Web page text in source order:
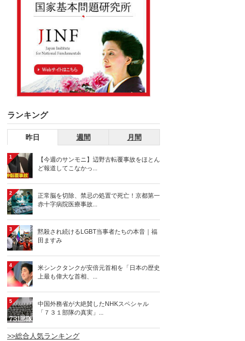
ランキング
昨日 週間 月間
1
【今週のサンモニ】辺野古転覆事故をほとん
ど報道してこなかっ...
2
正常脳を切除、禁忌の処置で死亡！京都第一
赤十字病院医療事故...
3
黙殺され続けるLGBT当事者たちの本音｜福
田ますみ
4
米シンクタンクが安倍元首相を「日本の歴史
上最も偉大な首相、...
5
中国外務省が大絶賛したNHKスペシャル
「７３１部隊の真実」...
>>総合人気ランキング